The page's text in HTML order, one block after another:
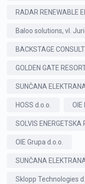
RADAR RENEWABLE
Baloo solutions, vl.
BACKSTAGE
GOLDEN GATE
SUNČANA
HOSS d.o.o. OIE
SOLVIS ENERGETSKA
OIE Grupa d.o.o.
SUNČANA
Sklopp Technologies